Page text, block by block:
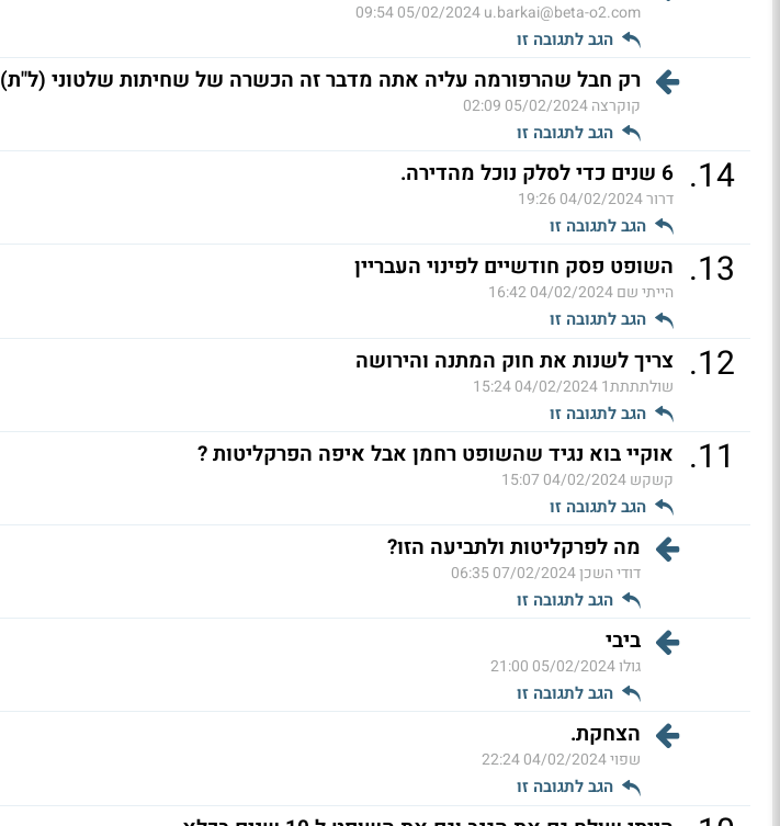
u.barkai@beta-o2.com
05/02/2024 09:54
הגב לתגובה זו
רק חבל שהרפורמה עליה אתה מדבר זה הכשרה של שחיתות שלטוני (ל"ת)
קוקרצה05/02/2024 02:09
הגב לתגובה זו
14
. 6 שנים כדי לסלק נוכל מהדירה.
דרור04/02/2024 19:26
הגב לתגובה זו
13
. השופט פסק חודשיים לפינוי העבריין
הייתי שם04/02/2024 16:42
הגב לתגובה זו
12
. צריך לשנות את חוק המתנה והירושה
שולתתתת1 04/02/2024 15:24
הגב לתגובה זו
11
. אוקיי בוא נגיד שהשופט רחמן אבל איפה הפרקליטות ?
קשקש04/02/2024 15:07
הגב לתגובה זו
מה לפרקליטות ולתביעה הזו?
דודי השכן07/02/2024 06:35
הגב לתגובה זו
ביבי
גולו05/02/2024 21:00
הגב לתגובה זו
הצחקת.
שפוי04/02/2024 22:24
הגב לתגובה זו